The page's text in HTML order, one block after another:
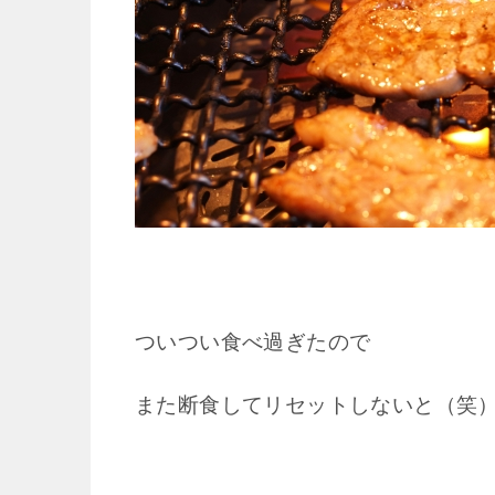
ついつい食べ過ぎたので
また断食してリセットしないと（笑